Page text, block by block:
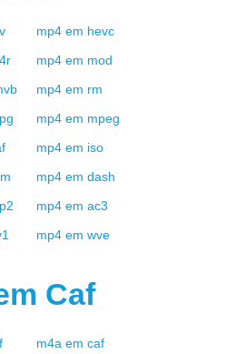
mp4 em hevc
mp4 em mod
mp4 em rm
mp4 em mpeg
mp4 em iso
mp4 em dash
mp4 em ac3
mp4 em wve
Caf
m4a em caf